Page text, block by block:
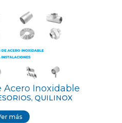
Acero Inoxidable
QUILINOX
más